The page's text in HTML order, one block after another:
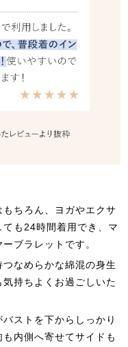
ちろん、ヨガやエクサ
も24時間着用でき、マ
ブラレットです。
なめらかな綿混の身生
持ちよくお過ごしいた
ストを下からしっかり
内側へ寄せてサイドも